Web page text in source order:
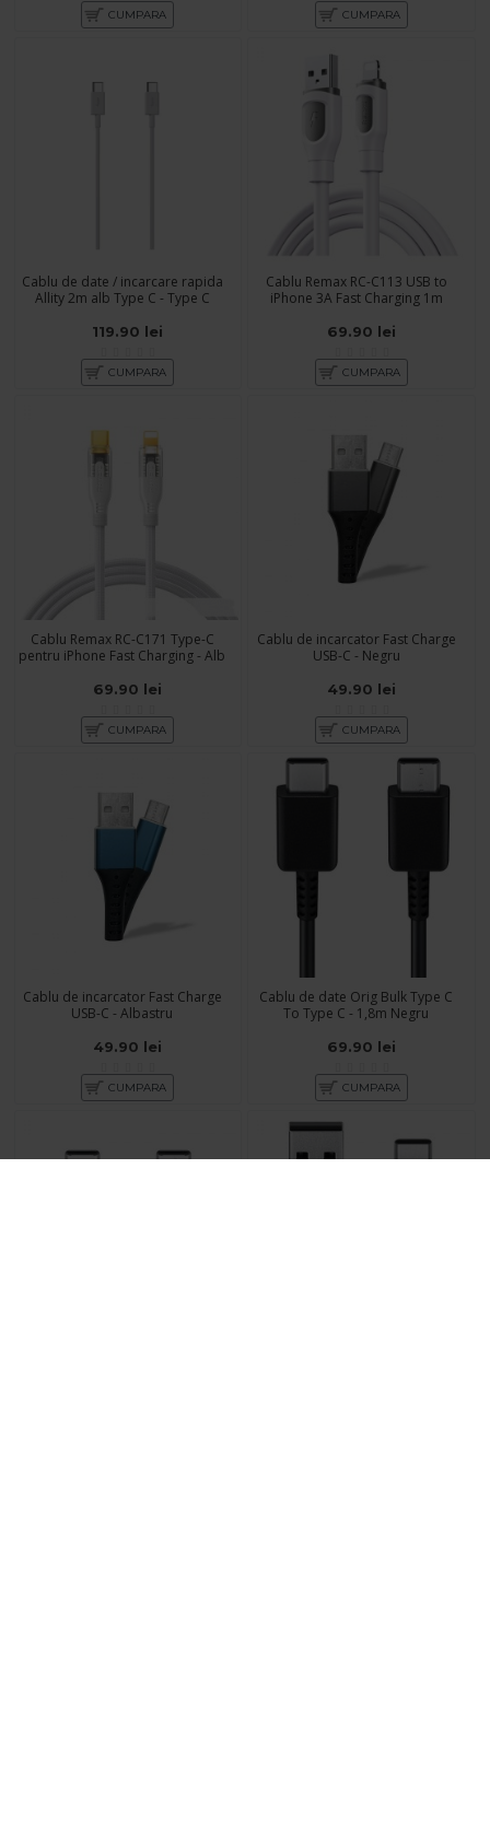
CUMPARA CUMPARA
Cablu de date / incarcare rapida
Allity 2m alb Type C - Type C
119.90 lei
CUMPARA
Cablu Remax RC-C113 USB to
iPhone 3A Fast Charging 1m
69.90 lei
CUMPARA
Cablu Remax RC-C171 Type-C
pentru iPhone Fast Charging - Alb
69.90 lei
CUMPARA
Cablu de incarcator Fast Charge
USB-C - Negru
49.90 lei
CUMPARA
Cablu de incarcator Fast Charge
USB-C - Albastru
49.90 lei
CUMPARA
Cablu de date Orig Bulk Type C
To Type C - 1,8m Negru
69.90 lei
CUMPARA